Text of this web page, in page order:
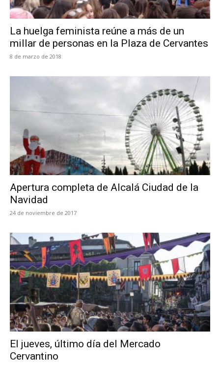
La huelga feminista reúne a más de un
millar de personas en la Plaza de Cervantes
8 de marzo de 2018
Apertura completa de Alcalá Ciudad de la
Navidad
24 de noviembre de 2017
El jueves, último día del Mercado
Cervantino